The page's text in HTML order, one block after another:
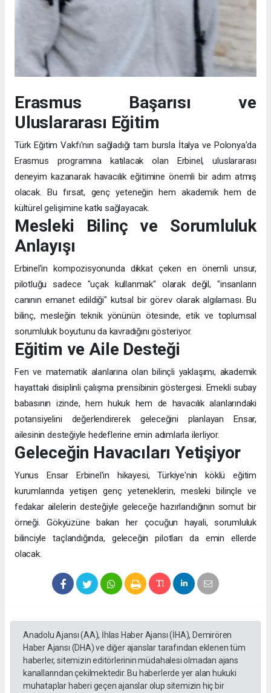
Erasmus Başarısı ve
Uluslararası Eğitim
Türk Eğitim Vakfı'nın sağladığı tam bursla İtalya ve Polonya'da
Erasmus programına katılacak olan Erbinel, uluslararası
deneyim kazanarak havacılık eğitimine önemli bir adım atmış
olacak. Bu fırsat, genç yeteneğin hem akademik hem de
kültürel gelişimine katkı sağlayacak.
Mesleki Bilinç ve Sorumluluk
Anlayışı
Erbinel'in kompozisyonunda dikkat çeken en önemli unsur,
pilotluğu sadece "uçak kullanmak" olarak değil, "insanların
canının emanet edildiği" kutsal bir görev olarak algılaması. Bu
bilinç, mesleğin teknik yönünün ötesinde, etik ve toplumsal
sorumluluk boyutunu da kavradığını gösteriyor.
Eğitim ve Aile Desteği
Fen ve matematik alanlarına olan bilinçli yaklaşımı, akademik
hayattaki disiplinli çalışma prensibinin göstergesi. Emekli subay
babasının izinde, hem hukuk hem de havacılık alanlarındaki
potansiyelini değerlendirerek geleceğini planlayan Ensar,
ailesinin desteğiyle hedeflerine emin adımlarla ilerliyor.
Geleceğin Havacıları Yetişiyor
Yunus Ensar Erbinel'in hikayesi, Türkiye'nin köklü eğitim
kurumlarında yetişen genç yeteneklerin, mesleki bilinçle ve
fedakar ailelerin desteğiyle geleceğe hazırlandığının somut bir
örneği. Gökyüzüne bakan her çocuğun hayali, sorumluluk
bilinciyle taçlandığında, geleceğin pilotları da emin ellerde
olacak.
Anadolu Ajansı (AA), İhlas Haber Ajansı (İHA), Demirören
Haber Ajansı (DHA) ve diğer ajanslar tarafından eklenen tüm
haberler, sitemizin editörlerinin müdahalesi olmadan ajans
kanallarından çekilmektedir. Bu haberlerde yer alan hukuki
muhataplar haberi geçen ajanslar olup sitemizin hiç bir